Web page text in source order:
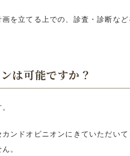
を立てる上での、診査・診断な
は可能ですか？
ンドオピニオンにきていただい
。